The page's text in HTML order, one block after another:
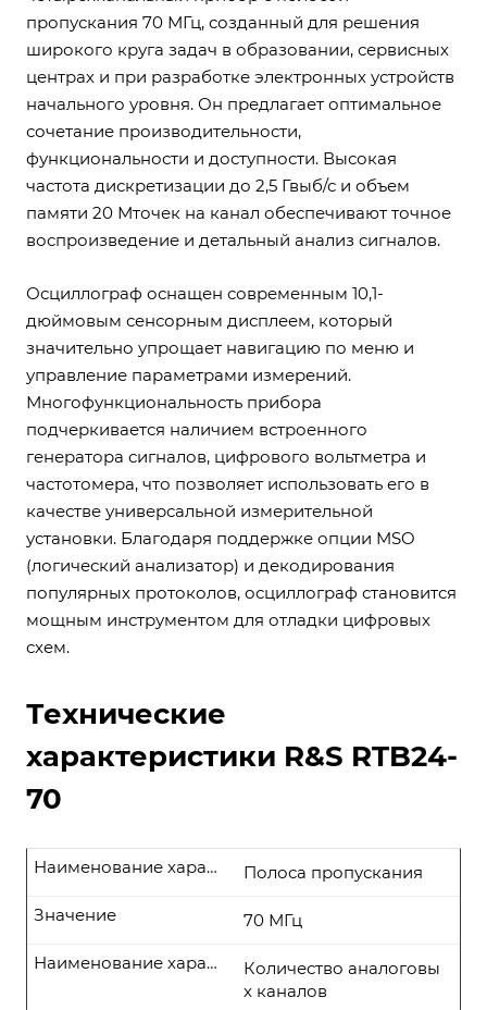
пропускания 70 МГц, созданный для решения
широкого круга задач в образовании, сервисных
центрах и при разработке электронных устройств
начального уровня. Он предлагает оптимальное
сочетание производительности,
функциональности и доступности. Высокая
частота дискретизации до 2,5 Гвыб/с и объем
памяти 20 Мточек на канал обеспечивают точное
воспроизведение и детальный анализ сигналов.
Осциллограф оснащен современным 10,1-
дюймовым сенсорным дисплеем, который
значительно упрощает навигацию по меню и
управление параметрами измерений.
Многофункциональность прибора
подчеркивается наличием встроенного
генератора сигналов, цифрового вольтметра и
частотомера, что позволяет использовать его в
качестве универсальной измерительной
установки. Благодаря поддержке опции MSO
(логический анализатор) и декодирования
популярных протоколов, осциллограф становится
мощным инструментом для отладки цифровых
схем.
Технические
характеристики R&S RTB24-
70
Полоса пропускания
Наименование характеристики
70 МГц
Значение
Количество аналоговы
х каналов
Наименование характеристики